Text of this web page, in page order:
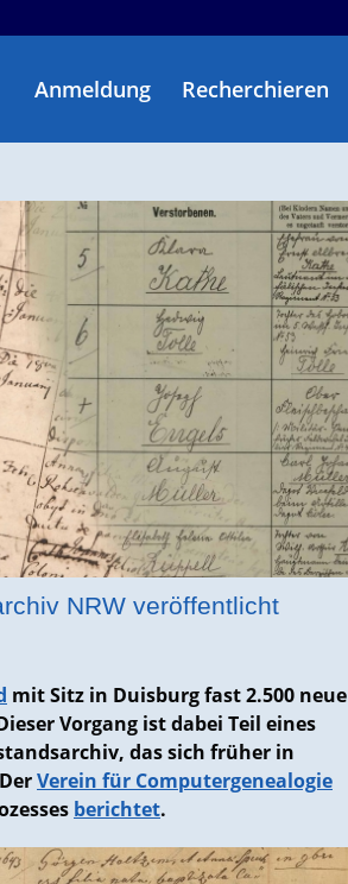
Anmeldung Recherchieren
NRW veröffentlicht
mit Sitz in Duisburg fast 2.500 neue
Vorgang ist dabei Teil eines
das sich früher in
Verein für Computergenealogie
berichtet.